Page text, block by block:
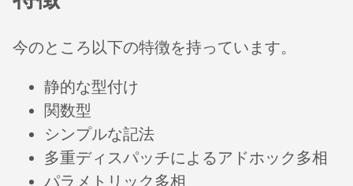
今のところ以下の特徴を持っています。
静的な型付け
関数型
シンプルな記法
多重ディスパッチによるアドホック多相
パラメトリック多相